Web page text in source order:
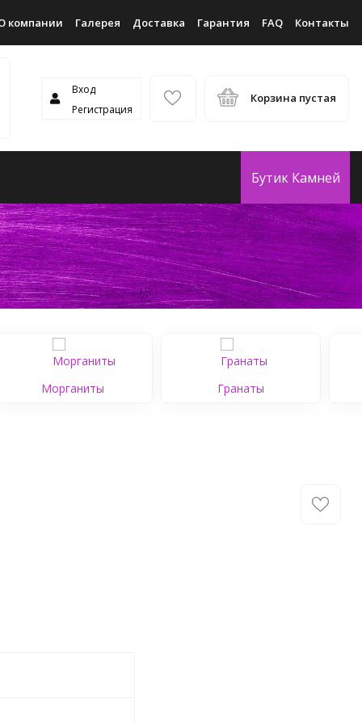
компании Галерея Доставка Гарантия FAQ Контакты
Вход
Регистрация
Корзина пустая
Бутик Камней
Морганиты Гранаты